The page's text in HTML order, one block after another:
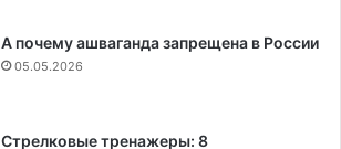
А почему ашваганда запрещена в России
05.05.2026
Стрелковые тренажеры: 8